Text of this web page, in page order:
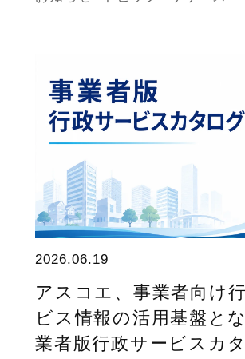
2026.06.19
アスコエ、事業者向け
ビス情報の活用基盤と
業者版行政サービスカタ